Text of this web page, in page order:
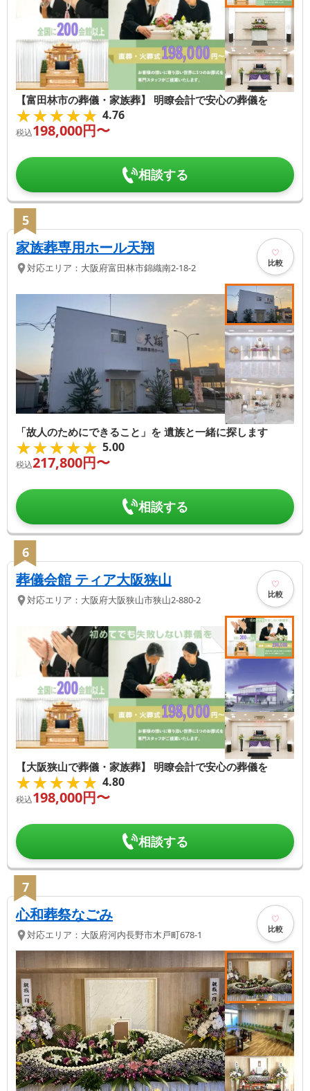
【富田林市の葬儀・家族葬】 明瞭会計で安心の葬儀を
★★★★★
★★★★★ 4.76
税込198,000円〜
相談する
5
家族葬専用ホール天翔
対応エリア： 大阪府富田林市錦織南2-18-2 比較
「故人のためにできること」を 遺族と一緒に探します
★★★★★
★★★★★ 5.00
税込217,800円〜
相談する
6
葬儀会館 ティア大阪狭山
対応エリア： 大阪府大阪狭山市狭山2-880-2 比較
【大阪狭山で葬儀・家族葬】 明瞭会計で安心の葬儀を
★★★★★
★★★★★ 4.80
税込198,000円〜
相談する
7
心和葬祭なごみ
対応エリア： 大阪府河内長野市木戸町678-1 比較